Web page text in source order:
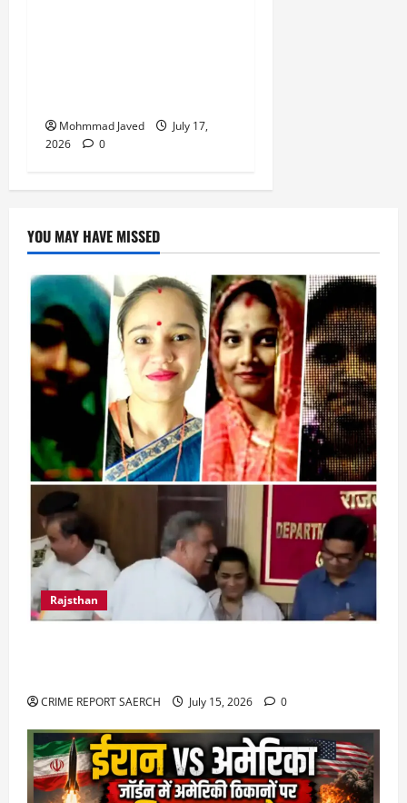
Mohmmad Javed
July 17,
2026
0
YOU MAY HAVE MISSED
Rajsthan
CRIME REPORT SAERCH July 15, 2026 0